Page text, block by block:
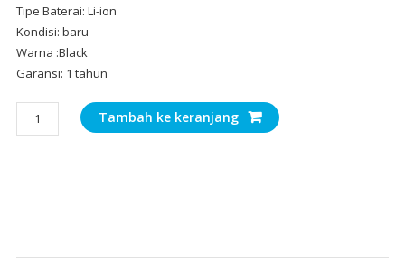
Tipe Baterai: Li-ion
Kondisi: baru
Warna :Black
Garansi: 1 tahun
Kuantitas
Baterai
Tambah ke keranjang